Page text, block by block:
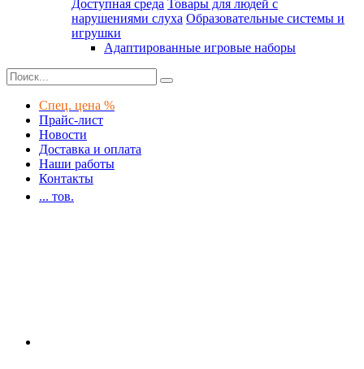
Доступная среда Товары для людей с
нарушениями слуха Образовательные системы и
игрушки
Адаптированные игровые наборы
Спец. цена %
Прайс-лист
Новости
Доставка и оплата
Наши работы
Контакты
... тов.